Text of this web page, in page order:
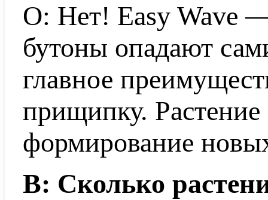
О: Нет! Easy Wave
бутоны опадают
главное
прищипку. Растение
формирование
В: Сколько